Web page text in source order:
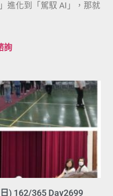
進化到「駕馭 AI」，那就
詢
) 162/365 Day2699